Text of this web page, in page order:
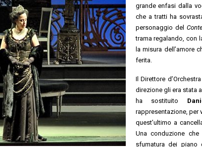
grande enfasi dalla
che a tratti ha
personaggio del
trama regalando, con
la misura dell’amore
ferita.
Il Direttore
direzione gli era stata
ha sostituito
rappresentazione, per
quest’ultimo a
Una conduzione
sfumatura dei piano